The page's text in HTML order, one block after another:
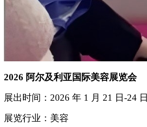
2026 阿尔及利亚国际美容展览会
展出时间：2026 年 1 月 21 日-24 日
展览行业：美容